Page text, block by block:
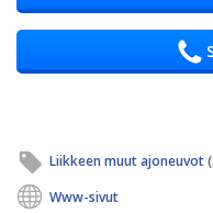
Liikkeen muut ajoneuvot
Www-sivut